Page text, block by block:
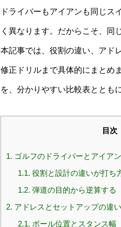
ドライバーもアイアンも同じス
く異なります。だからこそ、同
本記事では、役割の違い、アド
修正ドリルまで具体的にまとめ
を、分かりやすい比較表ととも
目次
1. ゴルフのドライバーとアイア
1.1. 役割と設計の違いが打ち
1.2. 弾道の目的から逆算する
2. アドレスとセットアップの違い
2.1. ボール位置とスタンス幅